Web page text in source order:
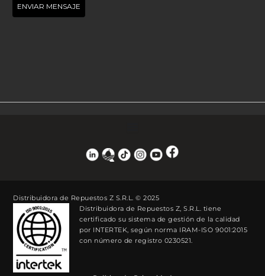
Distribuidora de Repuestos Z S.R.L. © 2025
Distribuidora de Repuestos Z, S.R.L. tiene
certificado su sistema de gestión de la calidad
por INTERTEK, según norma IRAM-ISO 9001:2015
con número de registro 0230521.